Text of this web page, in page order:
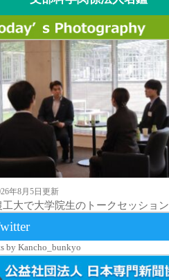
年8月5日更新
工大で大学院生のトークセッション
by Kancho_bunkyo